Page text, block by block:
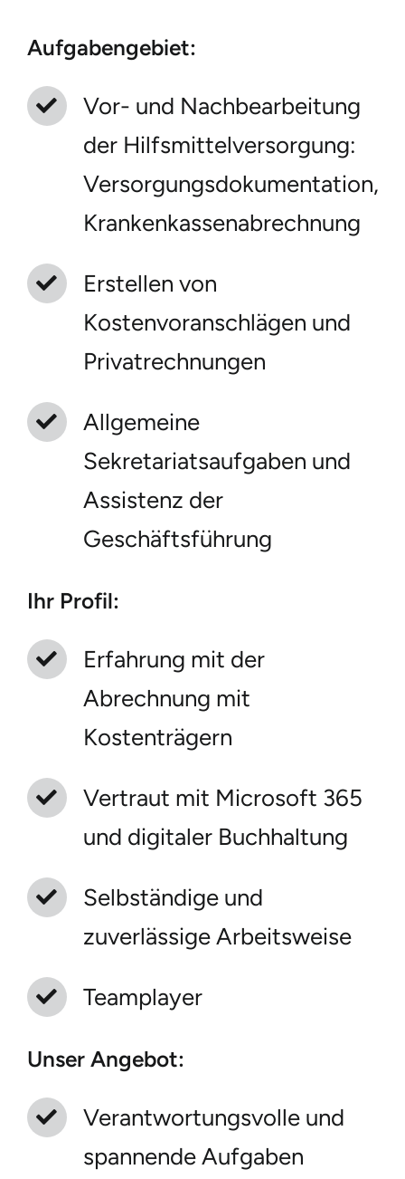
Aufgabengebiet:
Vor- und Nachbearbeitung
der Hilfsmittelversorgung:
Versorgungsdokumentation,
Krankenkassenabrechnung
Erstellen von
Kostenvoranschlägen und
Privatrechnungen
Allgemeine
Sekretariatsaufgaben und
Assistenz der
Geschäftsführung
Ihr Profil:
Erfahrung mit der
Abrechnung mit
Kostenträgern
Vertraut mit Microsoft 365
und digitaler Buchhaltung
Selbständige und
zuverlässige Arbeitsweise
Teamplayer
Unser Angebot:
Verantwortungsvolle und
spannende Aufgaben